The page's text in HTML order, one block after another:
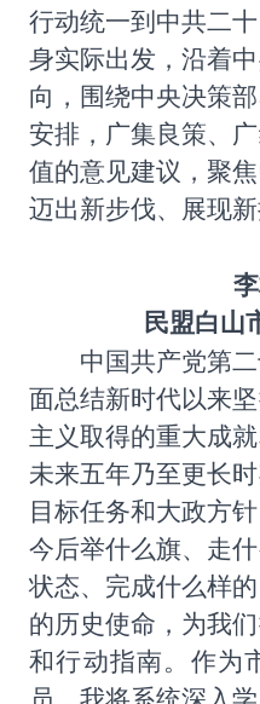
行动统一到中共二
身实际出发，沿着
向，围绕中央决策
安排，广集良策、
值的意见建议，聚
迈出新步伐、展现
民盟白山
中国共产党第
面总结新时代以来
主义取得的重大成
未来五年乃至更长
目标任务和大政方
今后举什么旗、走
状态、完成什么样
的历史使命，为我
和行动指南。作为